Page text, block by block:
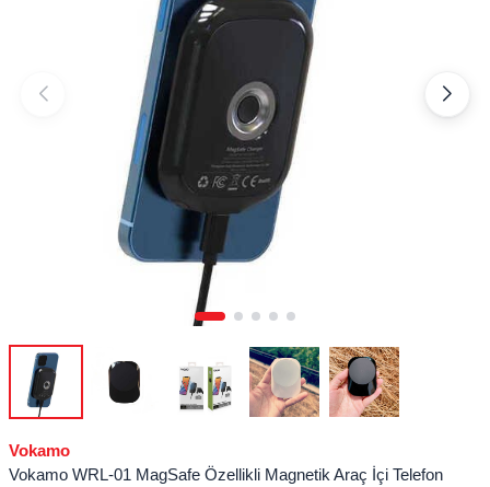
Vokamo
Vokamo WRL-01 MagSafe Özellikli Magnetik Araç İçi Telefon